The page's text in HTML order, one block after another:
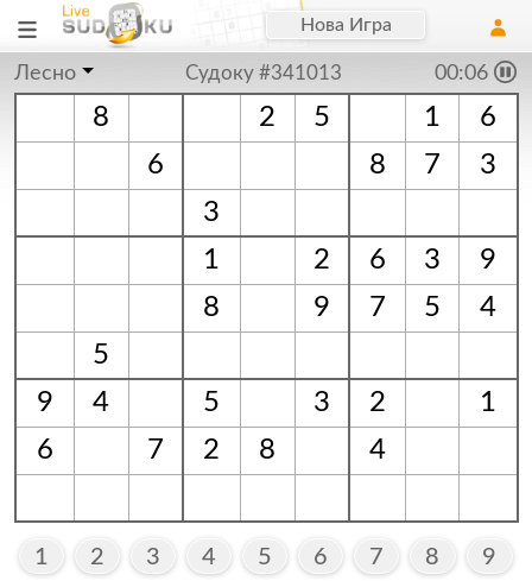
Нова Игра
Лесно Судоку #341013 00:06
8 2 5 1
6
6
8 7
3
3
1
2 6 3
9
8
9 7 5
4
5
9
4 5 3 2
1
6
7 2 8 4
1 2 3 4 5 6 7 8 9